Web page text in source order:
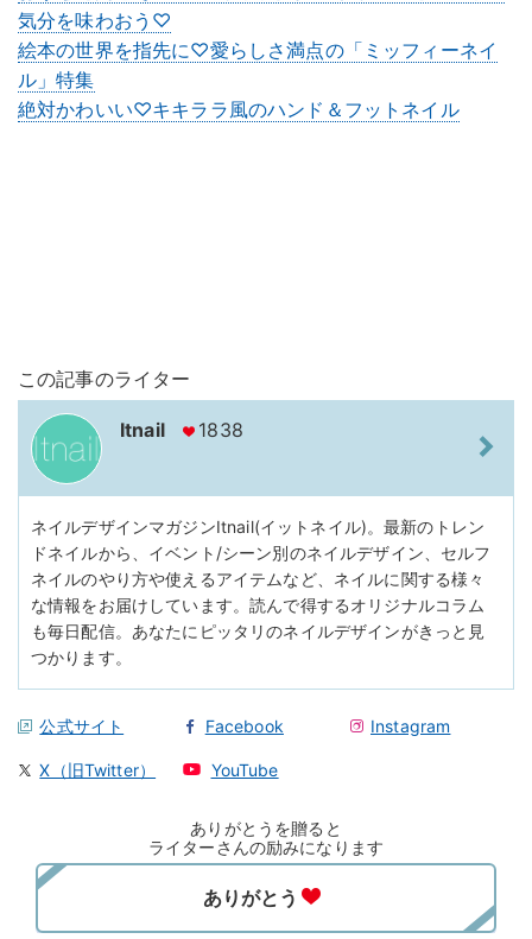
気分を味わおう♡
絵本の世界を指先に♡愛らしさ満点の「ミッフィーネイ
ル」特集
絶対かわいい♡キキララ風のハンド＆フットネイル
この記事のライター
Itnail 1838
ネイルデザインマガジンItnail(イットネイル)。最新のトレン
ドネイルから、イベント/シーン別のネイルデザイン、セルフ
ネイルのやり方や使えるアイテムなど、ネイルに関する様々
な情報をお届けしています。読んで得するオリジナルコラム
も毎日配信。あなたにピッタリのネイルデザインがきっと見
つかります。
公式サイト Facebook Instagram
X（旧Twitter） YouTube
ありがとうを贈ると
ライターさんの励みになります